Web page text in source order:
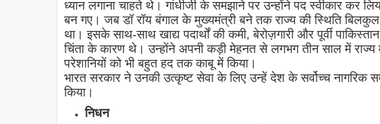
ध्यान लगाना चाहते थे। गांधीजी के समझाने पर उन्होंने पद स्वीकार कर
बन गए। जब डॉ रॉय बंगाल के मुख्यमंत्री बने तक राज्य की स्थिति
था। इसके साथ-साथ खाद्य पदार्थों की कमी, बेरोज़गारी और पूर्वी
चिंता के कारण थे। उन्होंने अपनी कड़ी मेहनत से लगभग तीन साल में
परेशानियों को भी बहुत हद तक काबू में किया।
भारत सरकार ने उनकी उत्कृष्ट सेवा के लिए उन्हें देश के सर्वोच्च नागरिक
किया।
निधन